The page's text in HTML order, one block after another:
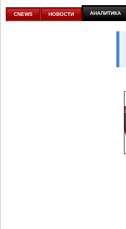
аналитике
CNEWS НОВОСТИ АНАЛИТИКА